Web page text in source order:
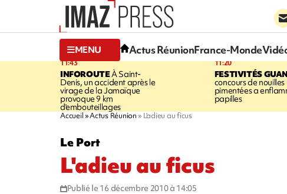
MENU Actus RéunionFrance-Monde
11:43
INFOROUTEÀ Saint-
Denis, un accident après le
virage de la Jamaïque
provoque 9 km
d'embouteillages
11:20
FESTIVITÉS
concours de nouilles
pimentées a
papilles
Accueil Actus Réunion L'adieu au ficus
Le Port
L'adieu au ficus
Publié le 16 décembre 2010 à 14:05